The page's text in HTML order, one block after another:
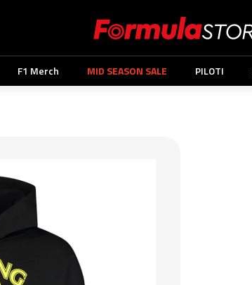
F1 Merch MID SEASON SALE PILOTI